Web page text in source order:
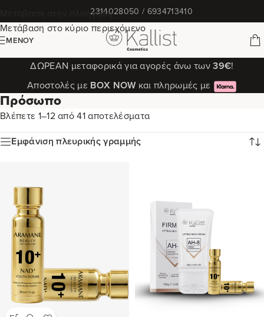
Μετάβαση στην πλοήγηση
Μετάβαση στο κύριο περιεχόμενο
✆2314028050 / 6934713410
ΜΕΝΟΎ
ΔΩΡΕΑΝ μεταφορικά για αγορές άνω των39€!
Αποστολές με ΒΟΧ ΝΟWκαι πληρωμές με
Πρόσωπο
Βλέπετε 1–12 από 41 αποτελέσματα
Εμφάνιση πλευρικής γραμμής